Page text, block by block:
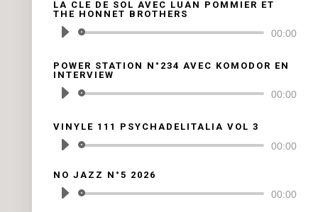
LA CLE DE SOL AVEC LUAN POMMIER ET
THE HONNET BROTHERS
Lecteur
00:00
POWER STATION N°234 AVEC KOMODOR EN
INTERVIEW
Lecteur
00:00
VINYLE 111 PSYCHADELITALIA VOL 3
Lecteur
00:00
NO JAZZ N°5 2026
Lecteur
00:00